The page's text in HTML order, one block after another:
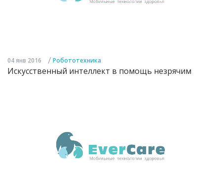
04 янв 2016 / Робототехника
Искусственный интеллект в помощь незрячим